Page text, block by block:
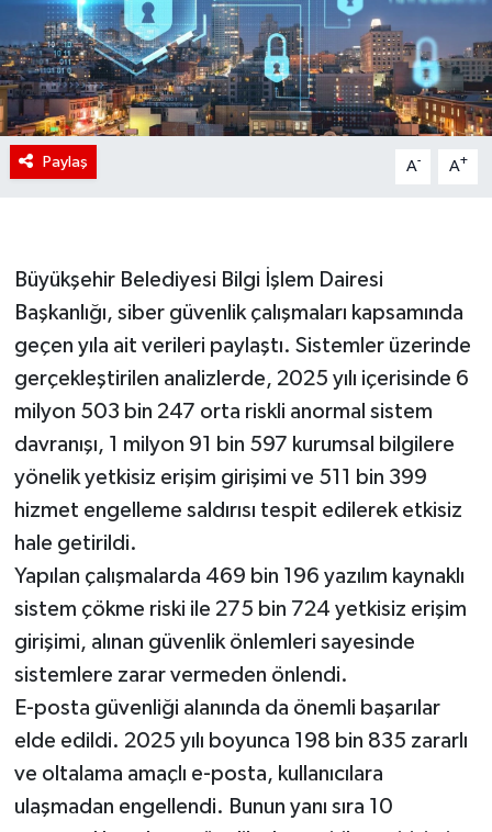
Paylaş A- A+
Büyükşehir Belediyesi Bilgi İşlem Dairesi
Başkanlığı, siber güvenlik çalışmaları kapsamında
geçen yıla ait verileri paylaştı. Sistemler üzerinde
gerçekleştirilen analizlerde, 2025 yılı içerisinde 6
milyon 503 bin 247 orta riskli anormal sistem
davranışı, 1 milyon 91 bin 597 kurumsal bilgilere
yönelik yetkisiz erişim girişimi ve 511 bin 399
hizmet engelleme saldırısı tespit edilerek etkisiz
hale getirildi.
Yapılan çalışmalarda 469 bin 196 yazılım kaynaklı
sistem çökme riski ile 275 bin 724 yetkisiz erişim
girişimi, alınan güvenlik önlemleri sayesinde
sistemlere zarar vermeden önlendi.
E-posta güvenliği alanında da önemli başarılar
elde edildi. 2025 yılı boyunca 198 bin 835 zararlı
ve oltalama amaçlı e-posta, kullanıcılara
ulaşmadan engellendi. Bunun yanı sıra 10